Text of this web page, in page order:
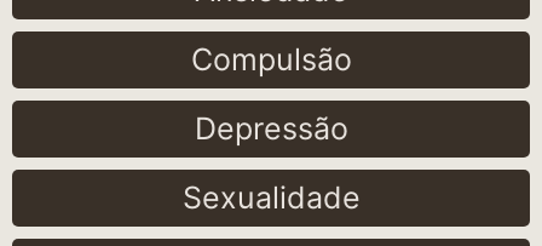
Compulsão
Depressão
Sexualidade